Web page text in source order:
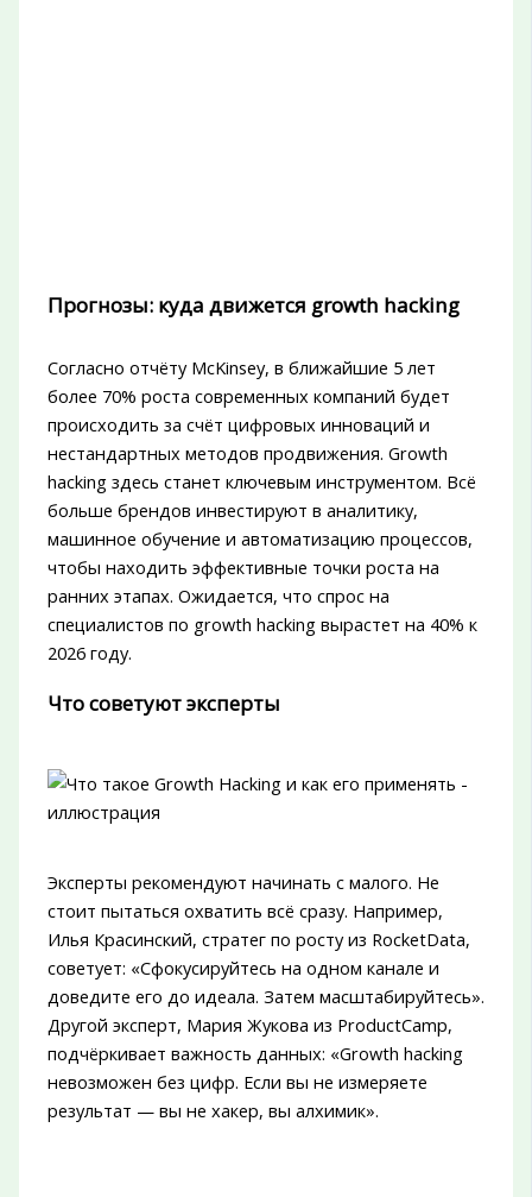
Прогнозы: куда движется growth hacking
Согласно отчёту McKinsey, в ближайшие 5 лет
более 70% роста современных компаний будет
происходить за счёт цифровых инноваций и
нестандартных методов продвижения. Growth
hacking здесь станет ключевым инструментом. Всё
больше брендов инвестируют в аналитику,
машинное обучение и автоматизацию процессов,
чтобы находить эффективные точки роста на
ранних этапах. Ожидается, что спрос на
специалистов по growth hacking вырастет на 40% к
2026 году.
Что советуют эксперты
Эксперты рекомендуют начинать с малого. Не
стоит пытаться охватить всё сразу. Например,
Илья Красинский, стратег по росту из RocketData,
советует: «Сфокусируйтесь на одном канале и
доведите его до идеала. Затем масштабируйтесь».
Другой эксперт, Мария Жукова из ProductCamp,
подчёркивает важность данных: «Growth hacking
невозможен без цифр. Если вы не измеряете
результат — вы не хакер, вы алхимик».